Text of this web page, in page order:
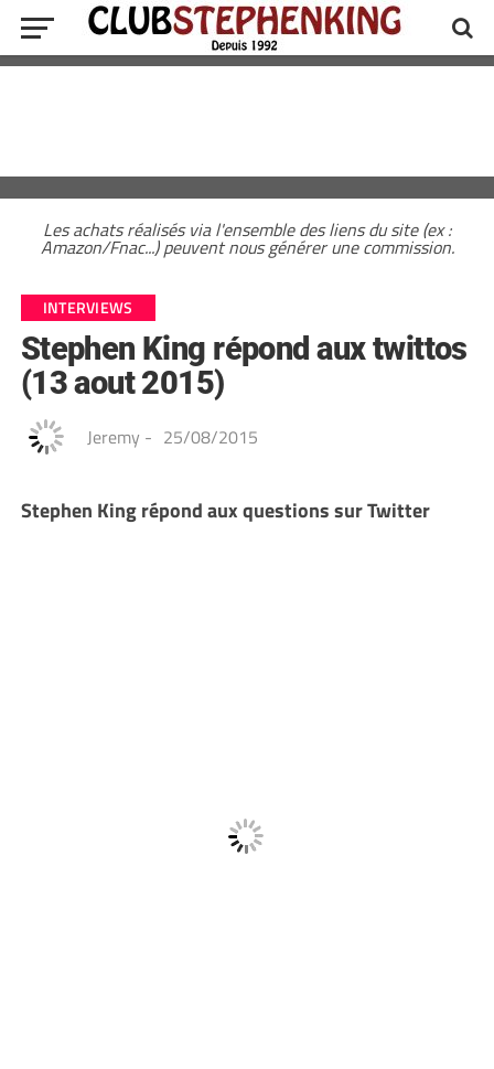
Les achats réalisés via l'ensemble des liens du site (ex :
Amazon/Fnac...) peuvent nous générer une commission.
INTERVIEWS
Stephen King répond aux twittos
(13 aout 2015)
Jeremy - 25/08/2015
Stephen King répond aux questions sur Twitter